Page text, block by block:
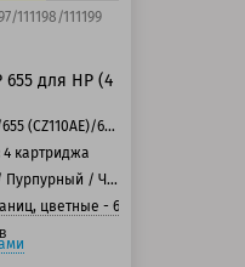
111198/111199
для HP (4
HP 655 (CZ109AE)/655 (CZ110AE)/655 (CZ111AE)/655 (CZ112AE)
4 картриджа
/ Черный
цветные - 600 страниц